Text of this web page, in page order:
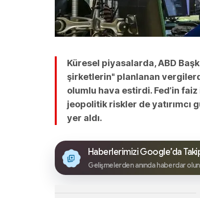
Küresel piyasalarda, ABD
şirketlerin" planlanan
olumlu hava estirdi. Fed’in
jeopolitik riskler de yatırımcı
yer aldı.
Haberlerimizi Google’da
Gelişmelerden anında haberdar